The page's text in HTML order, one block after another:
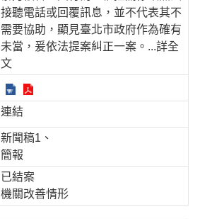
接聽電話或回覆訊息，並不代表其不
需要協助，顯見臺北市政府作為確有
未當，爰依法提案糾正一案。 ...詳全
文
連結
新聞稿1
簡報
已結案
機關改善情形